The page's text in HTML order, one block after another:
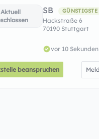
Aktuell
SB GÜNSTIGSTE
Hackstraße 6
70190 Stuttgart
vor 10 Sekunden
beanspruchen